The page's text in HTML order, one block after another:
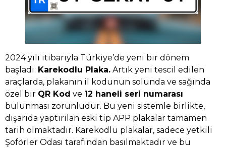
2024 yılı itibarıyla Türkiye’de yeni bir dönem
başladı: Karekodlu Plaka. Artık yeni tescil edilen
araçlarda, plakanın il kodunun solunda ve sağında
özel bir QR Kod ve 12 haneli seri numarası
bulunması zorunludur. Bu yeni sistemle birlikte,
dışarıda yaptırılan eski tip APP plakalar tamamen
tarih olmaktadır. Karekodlu plakalar, sadece yetkili
Şoförler Odası tarafından basılmaktadır ve bu